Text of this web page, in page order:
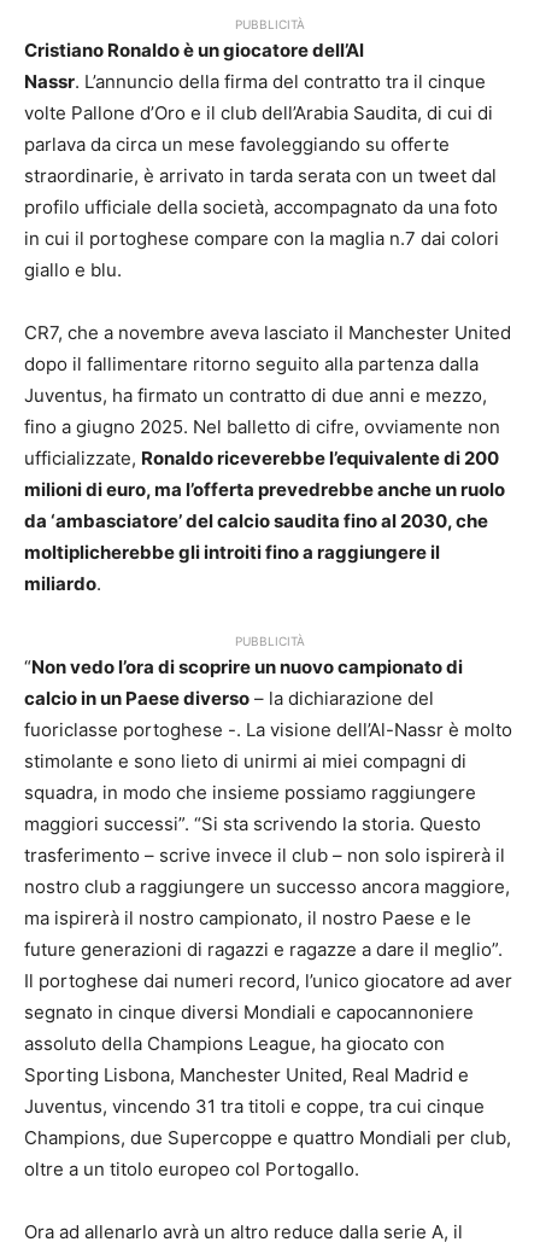
PUBBLICITÀ
Cristiano Ronaldo è un giocatore dell’Al
Nassr. L’annuncio della firma del contratto tra il cinque
volte Pallone d’Oro e il club dell’Arabia Saudita, di cui di
parlava da circa un mese favoleggiando su offerte
straordinarie, è arrivato in tarda serata con un tweet dal
profilo ufficiale della società, accompagnato da una foto
in cui il portoghese compare con la maglia n.7 dai colori
giallo e blu.
CR7, che a novembre aveva lasciato il Manchester United
dopo il fallimentare ritorno seguito alla partenza dalla
Juventus, ha firmato un contratto di due anni e mezzo,
fino a giugno 2025. Nel balletto di cifre, ovviamente non
ufficializzate, Ronaldo riceverebbe l’equivalente di 200
milioni di euro, ma l’offerta prevedrebbe anche un ruolo
da ‘ambasciatore’ del calcio saudita fino al 2030, che
moltiplicherebbe gli introiti fino a raggiungere il
miliardo.
PUBBLICITÀ
“Non vedo l’ora di scoprire un nuovo campionato di
calcio in un Paese diverso – la dichiarazione del
fuoriclasse portoghese -. La visione dell’Al-Nassr è molto
stimolante e sono lieto di unirmi ai miei compagni di
squadra, in modo che insieme possiamo raggiungere
maggiori successi”. “Si sta scrivendo la storia. Questo
trasferimento – scrive invece il club – non solo ispirerà il
nostro club a raggiungere un successo ancora maggiore,
ma ispirerà il nostro campionato, il nostro Paese e le
future generazioni di ragazzi e ragazze a dare il meglio”.
Il portoghese dai numeri record, l’unico giocatore ad aver
segnato in cinque diversi Mondiali e capocannoniere
assoluto della Champions League, ha giocato con
Sporting Lisbona, Manchester United, Real Madrid e
Juventus, vincendo 31 tra titoli e coppe, tra cui cinque
Champions, due Supercoppe e quattro Mondiali per club,
oltre a un titolo europeo col Portogallo.
Ora ad allenarlo avrà un altro reduce dalla serie A, il